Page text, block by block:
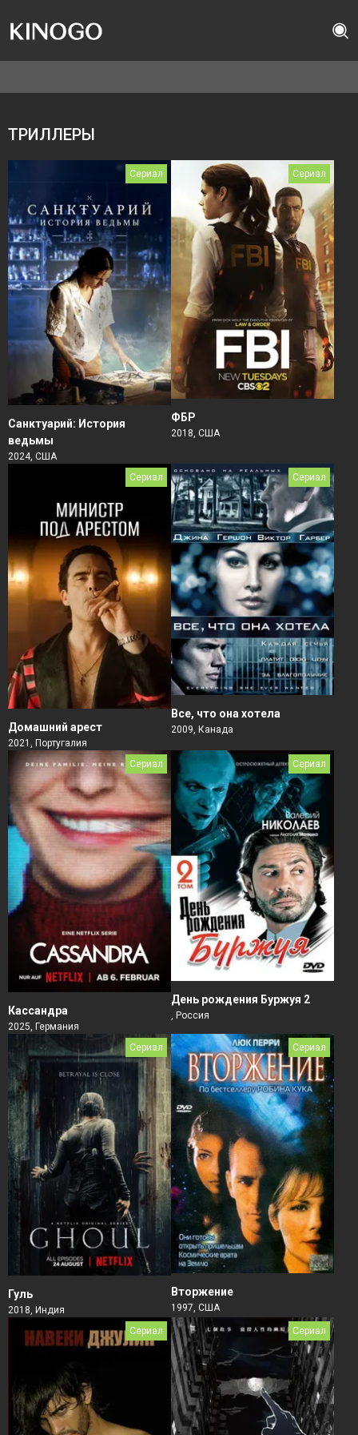
ТРИЛЛЕРЫ
Сериал
Санктуарий: История
ведьмы
2024, США
Сериал
ФБР
2018, США
Сериал
Домашний арест
2021, Португалия
Сериал
Все, что она хотела
2009, Канада
Сериал
Кассандра
2025, Германия
Сериал
День рождения Буржуя 2
, Россия
Сериал
Гуль
2018, Индия
Сериал
Вторжение
1997, США
Сериал Сериал